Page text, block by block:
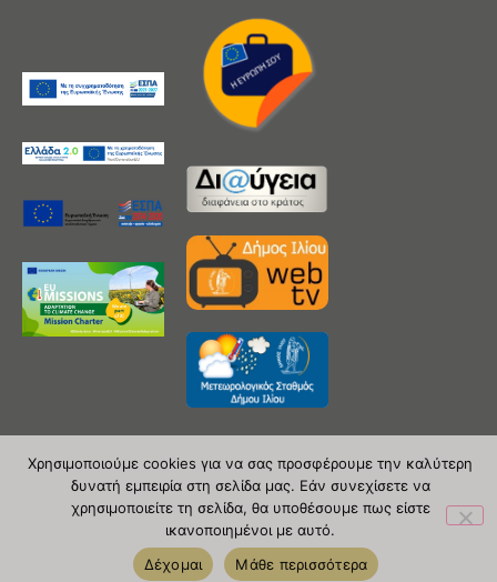
Copyright 2020 © Δήμος Ιλίου
| powered by Evolutionprojects
Χρησιμοποιούμε cookies για να σας προσφέρουμε την καλύτερη
δυνατή εμπειρία στη σελίδα μας. Εάν συνεχίσετε να
χρησιμοποιείτε τη σελίδα, θα υποθέσουμε πως είστε
ικανοποιημένοι με αυτό.
Δέχομαι
Μάθε περισσότερα